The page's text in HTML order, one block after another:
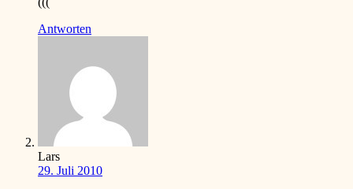
Antworten
Lars
29. Juli 2010